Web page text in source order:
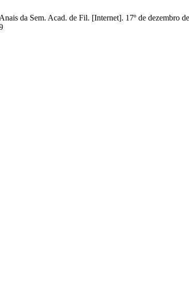
da Sem. Acad. de Fil. [Internet]. 17º de dezembro